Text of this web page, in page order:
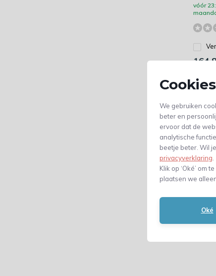
We gebruiken
beter en
ervoor dat de
analytische
beetje beter. Wil
privacyverklaring
Klik op ‘Oké’ om
plaatsen we
Oké
vóór